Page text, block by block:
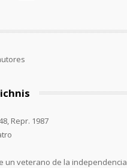
Repr. 1987
un veterano de la independencia